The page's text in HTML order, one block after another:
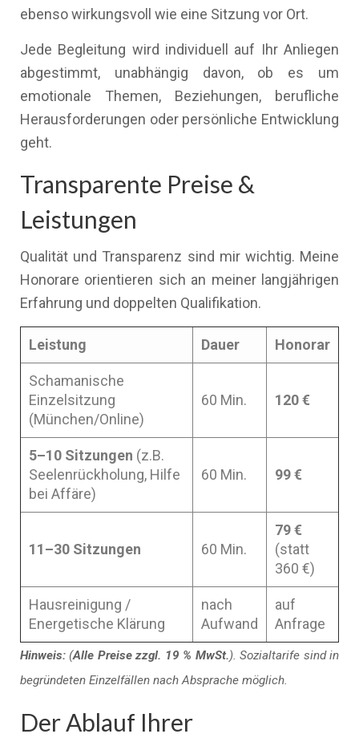
ebenso wirkungsvoll wie eine Sitzung vor Ort.
Jede Begleitung wird individuell auf Ihr Anliegen
abgestimmt, unabhängig davon, ob es um
emotionale Themen, Beziehungen, berufliche
Herausforderungen oder persönliche Entwicklung
geht.
Transparente Preise &
Leistungen
Qualität und Transparenz sind mir wichtig. Meine
Honorare orientieren sich an meiner langjährigen
Erfahrung und doppelten Qualifikation.
Leistung Dauer Honorar
Schamanische
Einzelsitzung
(München/Online)
60 Min. 120 €
5–10 Sitzungen (z.B.
Seelenrückholung, Hilfe
bei Affäre)
60 Min. 99 €
11–30 Sitzungen 60 Min.
79 €
(statt
360 €)
Hausreinigung /
Energetische Klärung
nach
Aufwand
auf
Anfrage
Hinweis: (Alle Preise zzgl. 19 % MwSt.). Sozialtarife sind in
begründeten Einzelfällen nach Absprache möglich.
Der Ablauf Ihrer